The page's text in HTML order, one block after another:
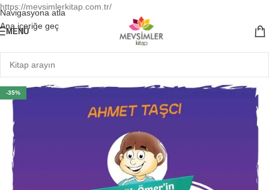
https://mevsimlerkitap.com.tr/
Navigasyona atla
Ana içeriğe geç
MENÜ
-35%